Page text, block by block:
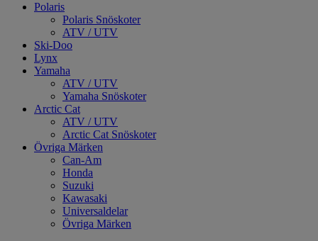
Polaris
Polaris Snöskoter
ATV / UTV
Ski-Doo
Lynx
Yamaha
ATV / UTV
Yamaha Snöskoter
Arctic Cat
ATV / UTV
Arctic Cat Snöskoter
Övriga Märken
Can-Am
Honda
Suzuki
Kawasaki
Universaldelar
Övriga Märken